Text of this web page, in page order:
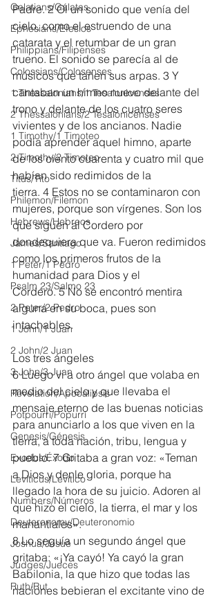
Galatians/Gálatas
Ephesians/Efesios
Philippians/Filipenses
Colossians/Colosenses
1 Thessalonians/1 Tesalonicenses
2 Thessalonians/2 Tesalonicenses
1 Timothy/1 Timoteo
2 Timothy/2 Timoteo
Titus/Tito
Philemon/Filemon
Hebrews/Hebreos
James/Santiago
1 Peter/1 Pedro
Psalm 23/Salmo 23
2 Peter/2 Pedro
1 John/1 Juan
2 John/2 Juan
3 John/3 Juan
Revelation/Apocalipsis
Potpourri/Popurrí
Genesis/Génesis
Exodus/Éxodo
Leviticus/Levítico
Numbers/Números
Deuteronomy/Deuteronomio
Joshua/Josué
Judges/Jueces
Ruth/Rut
Padre. 2 Oí un sonido que venía del
cielo, como el estruendo de una
catarata y el retumbar de un gran
trueno. El sonido se parecía al de
músicos que tañen sus arpas. 3 Y
cantaban un himno nuevo delante del
trono y delante de los cuatro seres
vivientes y de los ancianos. Nadie
podía aprender aquel himno, aparte
de los ciento cuarenta y cuatro mil que
habían sido redimidos de la
tierra. 4 Estos no se contaminaron con
mujeres, porque son vírgenes. Son los
que siguen al Cordero por
dondequiera que va. Fueron redimidos
como los primeros frutos de la
humanidad para Dios y el
Cordero. 5 No se encontró mentira
alguna en su boca, pues son
intachables.
Los tres ángeles
6 Luego vi a otro ángel que volaba en
medio del cielo y que llevaba el
mensaje eterno de las buenas noticias
para anunciarlo a los que viven en la
tierra, a toda nación, tribu, lengua y
pueblo. 7 Gritaba a gran voz: «Teman
a Dios y denle gloria, porque ha
llegado la hora de su juicio. Adoren al
que hizo el cielo, la tierra, el mar y los
manantiales».
8 Lo seguía un segundo ángel que
gritaba: «¡Ya cayó! Ya cayó la gran
Babilonia, la que hizo que todas las
naciones bebieran el excitante vino de